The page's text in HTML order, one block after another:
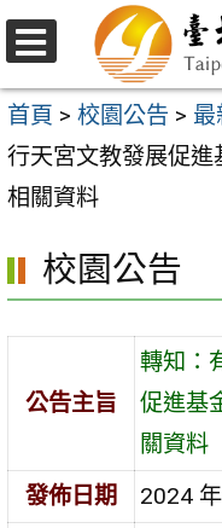
跳
至
主
要
內
區
選
單
首頁 > 校園公告 > 最
行天宮文教發展促
相關資料
校園公告
公告主旨
轉知：
促進基
關資料
發佈日期
2024